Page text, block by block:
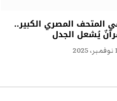
المتحف المصري الكبير..
يُشعل الجدل